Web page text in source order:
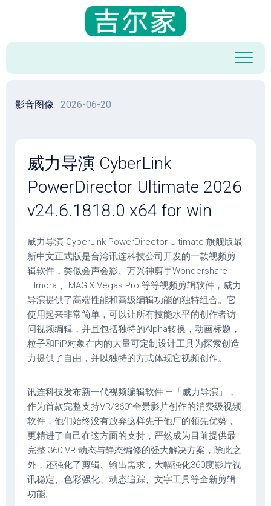
容
影音图像 · 2026-06-20
威力导演 CyberLink
PowerDirector Ultimate 2026
v24.6.1818.0 x64 for win
威力导演 CyberLink PowerDirector Ultimate 旗舰版最
新中文正式版是台湾讯连科技公司开发的一款视频剪
辑软件，类似会声会影、万兴神剪手Wondershare
Filmora 、MAGIX Vegas Pro 等等视频剪辑软件，威力
导演提供了高端性能和高级编辑功能的独特组合。它
使用起来非常简单，可以让所有技能水平的创作者访
问视频编辑，并且包括独特的Alpha转换，动画标题，
粒子和PiP对象在内的大量可定制设计工具为探索创造
力提供了自由，并以独特的方式体现它视频创作。
讯连科技发布新一代视频编辑软件 —「威力导演」，
作为首款完整支持VR/360°全景影片创作的消费级视频
软件，他们始终没有放弃这样先于他厂的领先优势，
更精进了自己在这方面的支持，严然成为目前提供最
完整 360 VR 动态与静态编修的强大解决方案，除此之
外，还强化了剪辑、输出需求，大幅强化360度影片视
讯稳定、色彩强化、动态追踪、文字工具等全新剪辑
功能。